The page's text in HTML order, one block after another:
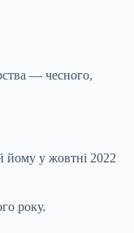
— чесного,
йому у жовтні 2022
року.